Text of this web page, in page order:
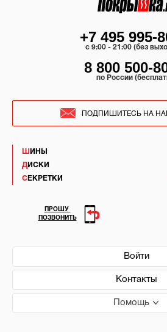
ШИНЫ
ДИСКИ
СЕКРЕТКИ
Войти
Контакты
Помощь
+7 495 995-
c 9:00 - 21:00 (без
8 800 500-
по России
ПОДПИШИТЕСЬ НА
ПРОШУ
ПОЗВОНИТЬ